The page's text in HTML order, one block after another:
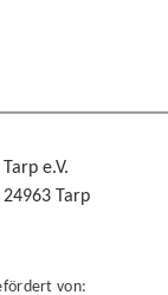
e.V.
Tarp
von: